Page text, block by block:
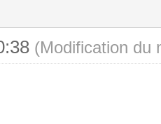
(Modification du